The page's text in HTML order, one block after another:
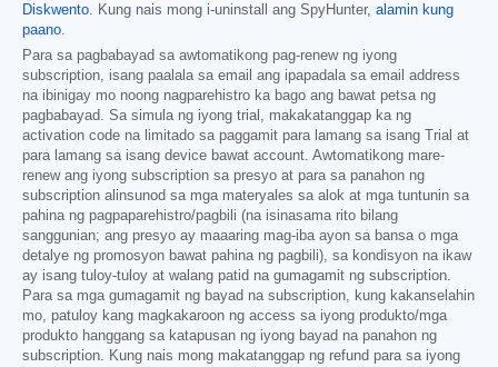
Diskwento. Kung nais mong i-uninstall ang SpyHunter, alamin kung
paano.
Para sa pagbabayad sa awtomatikong pag-renew ng iyong
subscription, isang paalala sa email ang ipapadala sa email address
na ibinigay mo noong nagparehistro ka bago ang bawat petsa ng
pagbabayad. Sa simula ng iyong trial, makakatanggap ka ng
activation code na limitado sa paggamit para lamang sa isang Trial at
para lamang sa isang device bawat account. Awtomatikong mare-
renew ang iyong subscription sa presyo at para sa panahon ng
subscription alinsunod sa mga materyales sa alok at mga tuntunin sa
pahina ng pagpaparehistro/pagbili (na isinasama rito bilang
sanggunian; ang presyo ay maaaring mag-iba ayon sa bansa o mga
detalye ng promosyon bawat pahina ng pagbili), sa kondisyon na ikaw
ay isang tuloy-tuloy at walang patid na gumagamit ng subscription.
Para sa mga gumagamit ng bayad na subscription, kung kakanselahin
mo, patuloy kang magkakaroon ng access sa iyong produkto/mga
produkto hanggang sa katapusan ng iyong bayad na panahon ng
subscription. Kung nais mong makatanggap ng refund para sa iyong